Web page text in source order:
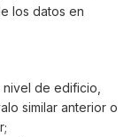
los datos en
nivel de edificio,
similar anterior o